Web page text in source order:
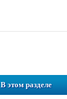
В этом разделе